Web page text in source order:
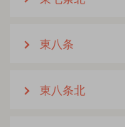
東八条
東八条北